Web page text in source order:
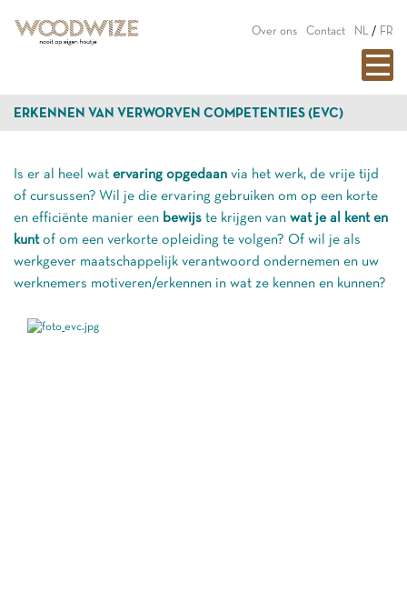
Over ons Contact NL / FR
ERKENNEN VAN VERWORVEN COMPETENTIES (EVC)
Is er al heel wat ervaring opgedaan via het werk, de vrije tijd
of cursussen? Wil je die ervaring gebruiken om op een korte
en efficiënte manier een bewijs te krijgen van wat je al kent en
kuntof om een verkorte opleiding te volgen? Of wil je als
werkgever maatschappelijk verantwoord ondernemen en uw
werknemers motiveren/erkennen in wat ze kennen en kunnen?